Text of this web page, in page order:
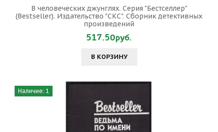
В человеческих джунглях. Серия "Бестселлер"
(Bestseller). Издательство "СКС". Сборник детективных
произведений
517.50руб.
В КОРЗИНУ
Наличие: 1